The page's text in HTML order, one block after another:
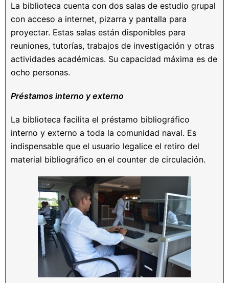
La biblioteca cuenta con dos salas de estudio grupal
con acceso a internet, pizarra y pantalla para
proyectar. Estas salas están disponibles para
reuniones, tutorías, trabajos de investigación y otras
actividades académicas. Su capacidad máxima es de
ocho personas.
Préstamos interno y externo
La biblioteca facilita el préstamo bibliográfico
interno y externo a toda la comunidad naval. Es
indispensable que el usuario legalice el retiro del
material bibliográfico en el counter de circulación.